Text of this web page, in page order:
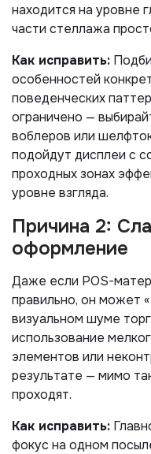
находится на уровне
части стеллажа
Как исправить:
особенностей
поведенческих
ограничено —
воблеров или
подойдут дисплеи с
проходных зонах
уровне взгляда.
Причина 2:
оформление
Даже если POS-
правильно, он может
визуальном шуме
использование
элементов или
результате — мимо
проходят.
Как исправить:
фокус на одном